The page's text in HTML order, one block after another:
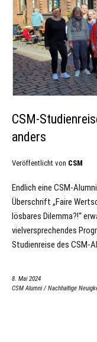
CSM-
anders
Veröffentlicht von CSM
Endlich eine CSM-
Überschrift „Faire
lösbares Dilemma?!“
vielversprechendes
Studienreise des CSM-
8. Mai 2024
CSM Alumni/Nachhaltige